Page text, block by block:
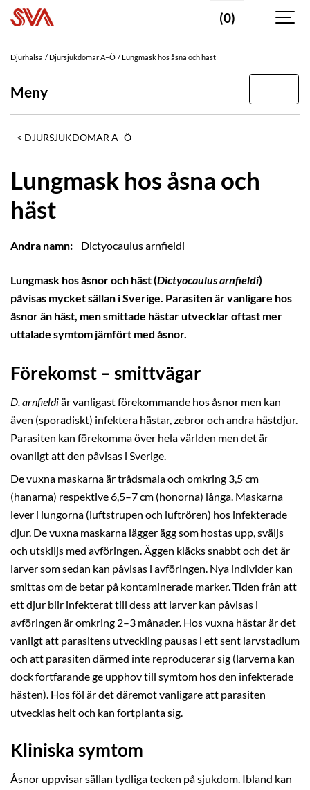
(0)
Djurhälsa Djursjukdomar A–Ö Lungmask hos åsna och häst
Meny
DJURSJUKDOMAR A–Ö
Lungmask hos åsna och
häst
Andra namn: Dictyocaulus arnfieldi
Lungmask hos åsnor och häst (Dictyocaulus arnfieldi)
påvisas mycket sällan i Sverige. Parasiten är vanligare hos
åsnor än häst, men smittade hästar utvecklar oftast mer
uttalade symtom jämfört med åsnor.
Förekomst – smittvägar
D. arnfieldiär vanligast förekommande hos åsnor men kan
även (sporadiskt) infektera hästar, zebror och andra hästdjur.
Parasiten kan förekomma över hela världen men det är
ovanligt att den påvisas i Sverige.
De vuxna maskarna är trådsmala och omkring 3,5 cm
(hanarna) respektive 6,5–7 cm (honorna) långa. Maskarna
lever i lungorna (luftstrupen och luftrören) hos infekterade
djur. De vuxna maskarna lägger ägg som hostas upp, sväljs
och utskiljs med avföringen. Äggen kläcks snabbt och det är
larver som sedan kan påvisas i avföringen. Nya individer kan
smittas om de betar på kontaminerade marker. Tiden från att
ett djur blir infekterat till dess att larver kan påvisas i
avföringen är omkring 2–3 månader. Hos vuxna hästar är det
vanligt att parasitens utveckling pausas i ett sent larvstadium
och att parasiten därmed inte reproducerar sig (larverna kan
dock fortfarande ge upphov till symtom hos den infekterade
hästen). Hos föl är det däremot vanligare att parasiten
utvecklas helt och kan fortplanta sig.
Kliniska symtom
Åsnor uppvisar sällan tydliga tecken på sjukdom. Ibland kan